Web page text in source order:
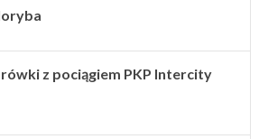
z pociągiem PKP Intercity